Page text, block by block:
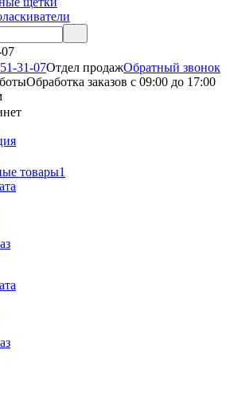
31-07Отдел продажОбратный звонок
Обработка заказов с 09:00 до 17:00
товары1